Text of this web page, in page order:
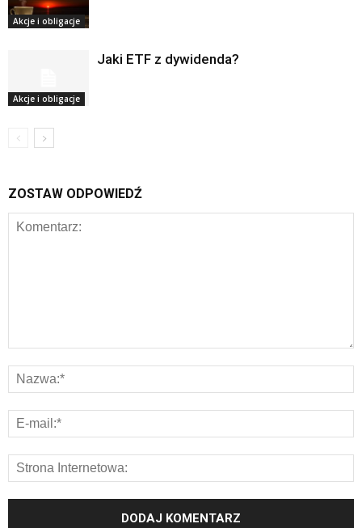
Akcje i obligacje
Akcje i obligacje
Jaki ETF z dywidenda?
ZOSTAW ODPOWIEDŹ